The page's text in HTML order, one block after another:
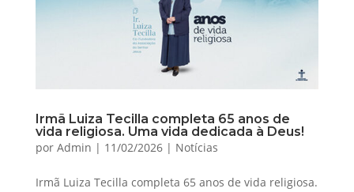
Irmã Luiza Tecilla completa 65 anos de
vida religiosa. Uma vida dedicada à Deus!
por Admin | 11/02/2026| Notícias
Irmã Luiza Tecilla completa 65 anos de vida religiosa.